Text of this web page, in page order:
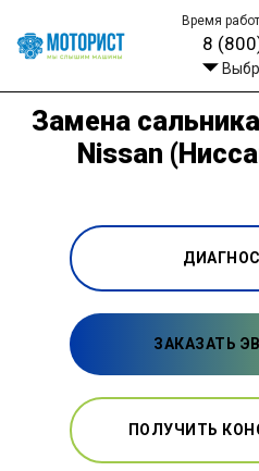
Время
8
Замена
Nissan
ЗАКАЗАТЬ
ПОЛУЧИТЬ